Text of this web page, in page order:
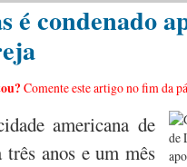
é condenado
Comente este artigo no fim da
americana de
anos e um mês